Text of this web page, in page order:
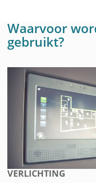
Waarvoor
gebruikt?
VERLICHTING